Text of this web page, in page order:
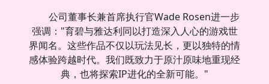
公司董事长兼首席执行官Wade Rosen进一步
强调："育碧与雅达利同以打造深入人心的游戏世
界闻名。这些作品不仅以玩法见长，更以独特的情
感体验跨越时代。我们既致力于原汁原味地重现经
典，也将探索IP进化的全新可能。"